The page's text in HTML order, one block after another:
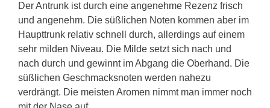
Der Antrunk ist durch eine angenehme Rezenz frisch
und angenehm. Die süßlichen Noten kommen aber im
Haupttrunk relativ schnell durch, allerdings auf einem
sehr milden Niveau. Die Milde setzt sich nach und
nach durch und gewinnt im Abgang die Oberhand. Die
süßlichen Geschmacksnoten werden nahezu
verdrängt. Die meisten Aromen nimmt man immer noch